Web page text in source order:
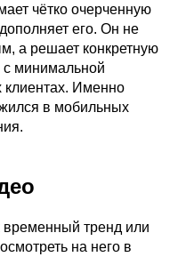
чётко очерченную
его. Он не
а решает конкретную
с минимальной
клиентах. Именно
в мобильных
временный тренд или
на него в